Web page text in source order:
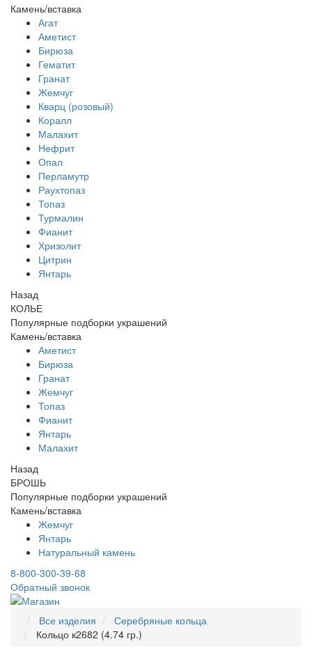
Камень/вставка
Агат
Аметист
Бирюза
Гематит
Гранат
Жемчуг
Кварц (розовый)
Коралл
Малахит
Нефрит
Опал
Перламутр
Раухтопаз
Топаз
Турмалин
Фианит
Хризолит
Цитрин
Янтарь
Назад
КОЛЬЕ
Популярные подборки украшений
Камень/вставка
Аметист
Бирюза
Гранат
Жемчуг
Топаз
Фианит
Янтарь
Малахит
Назад
БРОШЬ
Популярные подборки украшений
Камень/вставка
Жемчуг
Янтарь
Натуральный камень
8-800-300-39-68
Обратный звонок
Все изделия
Серебряные кольца
Кольцо к2682 (4.74 гр.)